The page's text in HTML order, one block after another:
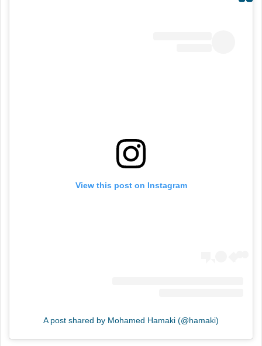
View this post on Instagram
A post shared by Mohamed Hamaki (@hamaki)